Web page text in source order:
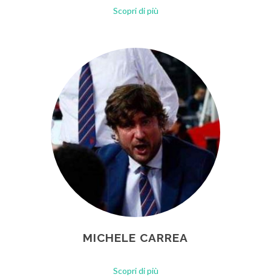
Scopri di più
MICHELE CARREA
Scopri di più